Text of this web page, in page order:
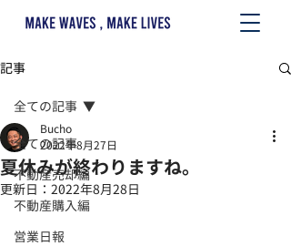
記事
全ての記事
不動産売却編
不動産購入編
営業日報
全ての記事
夏休みが終わりますね。
Bucho
2022年8月27日
更新日： 2022年8月28日